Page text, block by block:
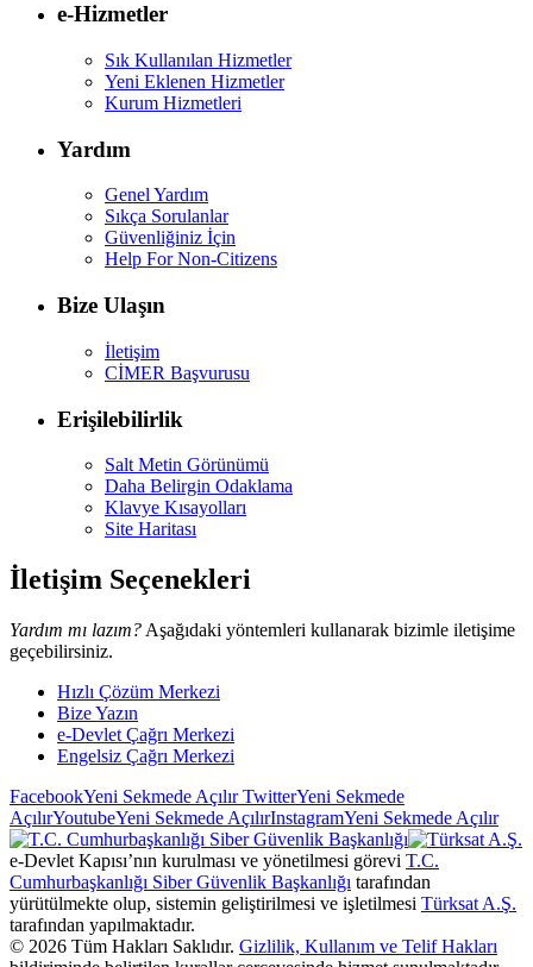
e-Hizmetler
Sık Kullanılan Hizmetler
Yeni Eklenen Hizmetler
Kurum Hizmetleri
Yardım
Genel Yardım
Sıkça Sorulanlar
Güvenliğiniz İçin
Help For Non-Citizens
Bize Ulaşın
İletişim
CİMER Başvurusu
Erişilebilirlik
Salt Metin Görünümü
Daha Belirgin Odaklama
Klavye Kısayolları
Site Haritası
İletişim Seçenekleri
Yardım mı lazım? Aşağıdaki yöntemleri kullanarak bizimle iletişime
geçebilirsiniz.
Hızlı Çözüm Merkezi
Bize Yazın
e-Devlet Çağrı Merkezi
Engelsiz Çağrı Merkezi
FacebookYeni Sekmede AçılırTwitterYeni Sekmede
AçılırYoutubeYeni Sekmede AçılırInstagramYeni Sekmede Açılır
e-Devlet Kapısı’nın kurulması ve yönetilmesi görevi T.C.
Cumhurbaşkanlığı Siber Güvenlik Başkanlığı tarafından
yürütülmekte olup, sistemin geliştirilmesi ve işletilmesi Türksat A.Ş.
tarafından yapılmaktadır.
© 2026 Tüm Hakları Saklıdır. Gizlilik, Kullanım ve Telif Hakları